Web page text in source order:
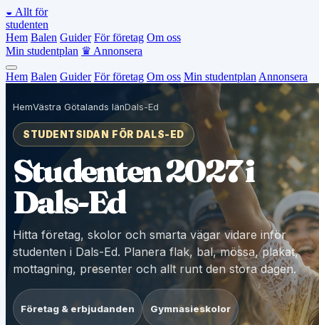
◒ Allt för
studenten
Hem Balen Guider För företag Om oss
Min studentplan ♛ Annonsera
Hem Balen Guider För företag Om oss Min studentplan Annonsera
HemVästra Götalands länDals-Ed
STUDENTSIDAN FÖR DALS-ED
Studenten 2027 i
Dals-Ed
Hitta företag, skolor och smarta vägar vidare inför
studenten i Dals-Ed. Planera flak, bal, mössa, plakat,
mottagning, presenter och allt runt den stora dagen.
Företag & erbjudanden Gymnasieskolor